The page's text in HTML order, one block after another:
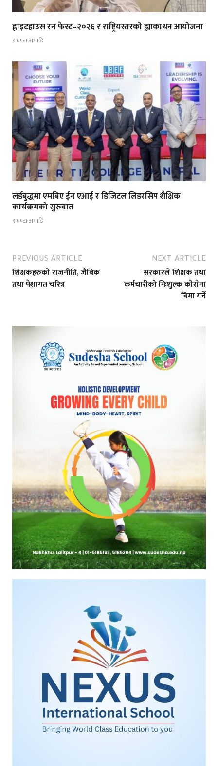
ह्वाइटहाउस रन फेस्ट–२०२६ र राष्ट्रियस्तरको ह्याकाथन आयोजना
८ घण्टा अगाडि
लर्डबुद्धमा एमबिए ईन एआई र डिजिटल लिडरसिप शैक्षिक
कार्यक्रमको सुरुवात
९ घण्टा अगाडि
PREVIOUS ARTICLE
शिक्षकहरुको राजनीति, जैविक
तथा पेशागत चरित्र
NEXT ARTICLE
सरकारले शिक्षक तथा
कर्मचारीको निःशुल्क कोराेना
बिमा गर्ने